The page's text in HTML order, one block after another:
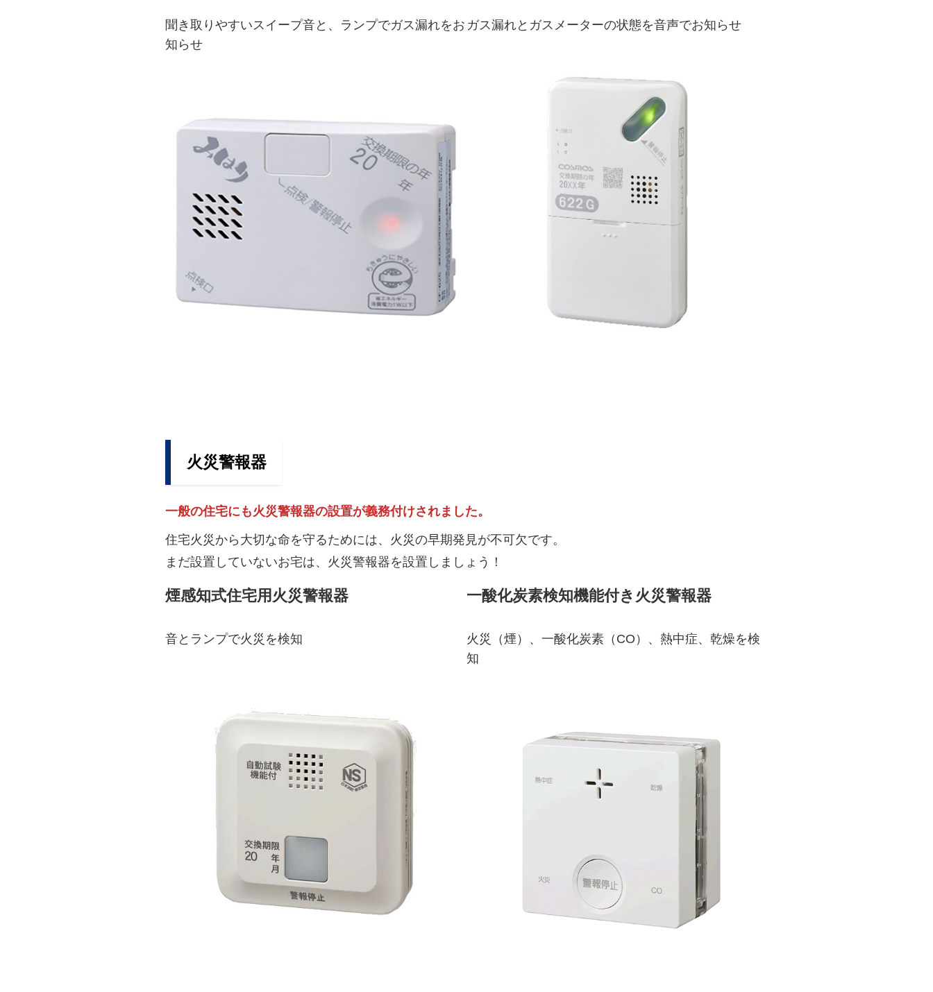
聞き取りやすいスイープ音と、ランプでガス漏れをお
知らせ
ガス漏れとガスメーターの状態を音声でお知らせ
火災警報器
一般の住宅にも火災警報器の設置が義務付けされました。
住宅火災から大切な命を守るためには、火災の早期発見が不可欠です。
まだ設置していないお宅は、火災警報器を設置しましょう！
煙感知式住宅用火災警報器
音とランプで火災を検知
一酸化炭素検知機能付き火災警報器
火災（煙）、一酸化炭素（CO）、熱中症、乾燥を検
知